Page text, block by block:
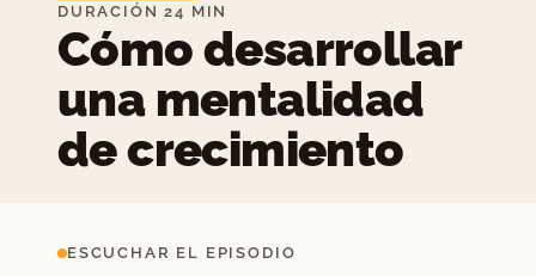
DURACIÓN 24 MIN
Cómo desarrollar
una mentalidad
de crecimiento
ESCUCHAR EL EPISODIO